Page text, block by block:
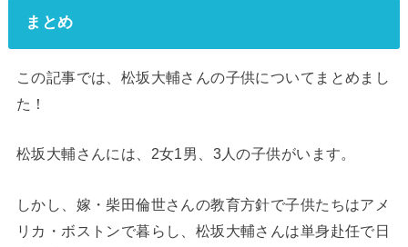
まとめ
この記事では、松坂大輔さんの子供についてまとめまし
た！
松坂大輔さんには、2女1男、3人の子供がいます。
しかし、嫁・柴田倫世さんの教育方針で子供たちはアメ
リカ・ボストンで暮らし、松坂大輔さんは単身赴任で日